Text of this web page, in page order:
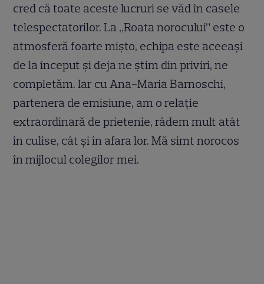
cred că toate aceste lucruri se văd în casele
telespectatorilor. La „Roata norocului” este o
atmosferă foarte mișto, echipa este aceeași
de la început și deja ne știm din priviri, ne
completăm. Iar cu Ana-Maria Barnoschi,
partenera de emisiune, am o relație
extraordinară de prietenie, râdem mult atât
în culise, cât și în afara lor. Mă simt norocos
în mijlocul colegilor mei.